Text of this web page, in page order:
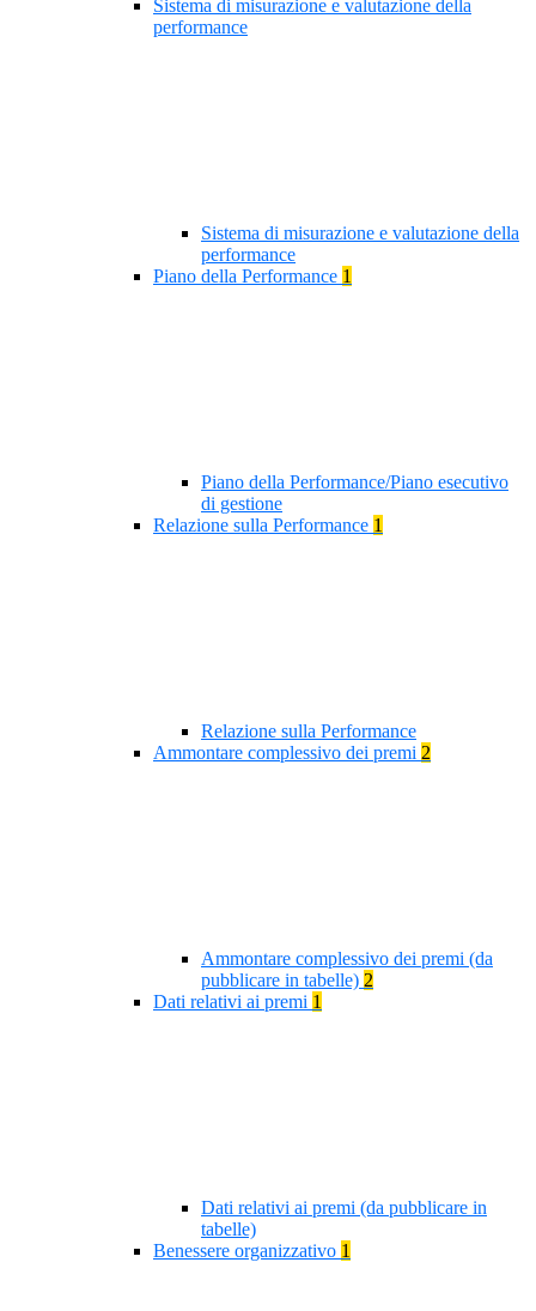
Sistema di misurazione e valutazione della
performance
Sistema di misurazione e valutazione della
performance
Piano della Performance 1
Piano della Performance/Piano esecutivo
di gestione
Relazione sulla Performance 1
Relazione sulla Performance
Ammontare complessivo dei premi 2
Ammontare complessivo dei premi (da
pubblicare in tabelle) 2
Dati relativi ai premi 1
Dati relativi ai premi (da pubblicare in
tabelle)
Benessere organizzativo 1